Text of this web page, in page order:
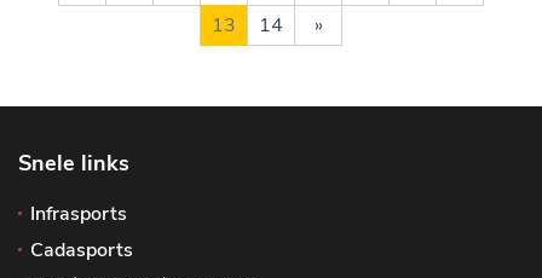
13
14 »
Snele links
Infrasports
Cadasports